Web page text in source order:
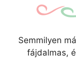
Semmilyen
fájdalmas,